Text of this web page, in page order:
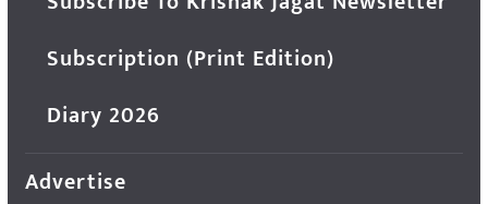
Subscription (Print Edition)
Diary 2026
Advertise